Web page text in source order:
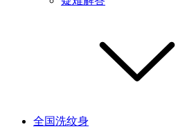
全国洗纹身